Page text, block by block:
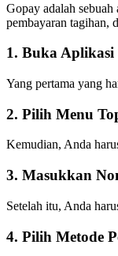
Gopay adalah
pembayaran tagihan,
1. Buka Aplikasi
Yang pertama yang
2. Pilih Menu
Kemudian, Anda
3. Masukkan
Setelah itu, Anda
4. Pilih Metode